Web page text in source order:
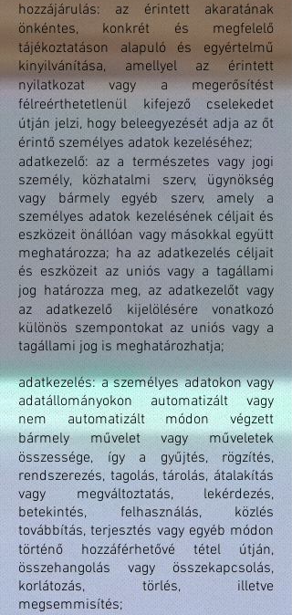
hozzájárulás: az érintett akaratának
önkéntes, konkrét és megfelelő
tájékoztatáson alapuló és egyértelmű
kinyilvánítása, amellyel az érintett
nyilatkozat vagy a megerősítést
félreérthetetlenül kifejező cselekedet
útján jelzi, hogy beleegyezését adja az őt
érintő személyes adatok kezeléséhez;
adatkezelő: az a természetes vagy jogi
személy, közhatalmi szerv, ügynökség
vagy bármely egyéb szerv, amely a
személyes adatok kezelésének céljait és
eszközeit önállóan vagy másokkal együtt
meghatározza; ha az adatkezelés céljait
és eszközeit az uniós vagy a tagállami
jog határozza meg, az adatkezelőt vagy
az adatkezelő kijelölésére vonatkozó
különös szempontokat az uniós vagy a
tagállami jog is meghatározhatja;
adatkezelés: a személyes adatokon vagy
adatállományokon automatizált vagy
nem automatizált módon végzett
bármely művelet vagy műveletek
összessége, így a gyűjtés, rögzítés,
rendszerezés, tagolás, tárolás, átalakítás
vagy megváltoztatás, lekérdezés,
betekintés, felhasználás, közlés
továbbítás, terjesztés vagy egyéb módon
történő hozzáférhetővé tétel útján,
összehangolás vagy összekapcsolás,
korlátozás, törlés, illetve
megsemmisítés;